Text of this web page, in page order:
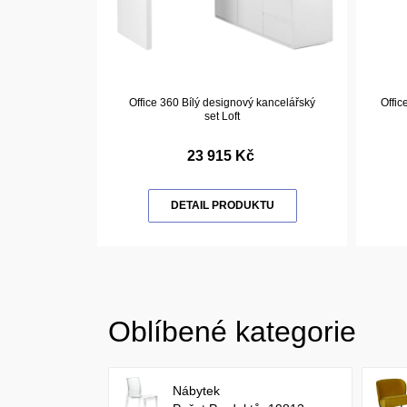
Office 360 Bílý designový kancelářský
set Loft
23 915 Kč
DETAIL PRODUKTU
Oblíbené kategorie
Nábytek